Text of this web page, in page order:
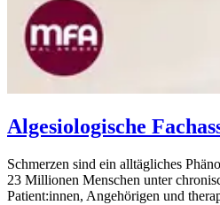
Algesiologische
Schmerzen sind ein alltägliches
23 Millionen Menschen unter
Patient:innen, Angehörigen und